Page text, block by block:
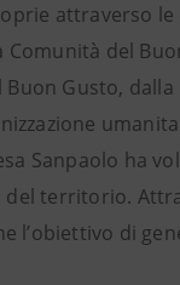
attraverso
del
Gusto,
Sanpaolo ha
territorio.
l’obiettivo di